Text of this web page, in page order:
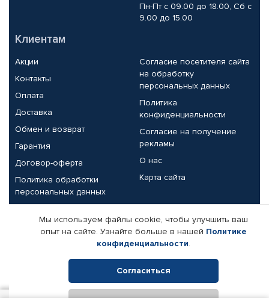
Пн-Пт с 09.00 до 18.00, Сб с
9.00 до 15.00
Клиентам
Акции
Контакты
Оплата
Доставка
Обмен и возврат
Гарантия
Договор-оферта
Политика обработки
персональных данных
Согласие посетителя сайта
на обработку
персональных данных
Политика
конфиденциальности
Согласие на получение
рекламы
О нас
Карта сайта
Партнерам
Корпоративным клиентам
Поставщикам
Реквизиты компании
Мы используем файлы cookie, чтобы улучшить ваш
опыт на сайте. Узнайте больше в нашей Политике
конфиденциальности.
Согласиться